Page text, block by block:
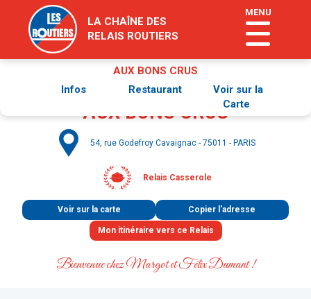
LA CHAÎNE DES
RELAIS ROUTIERS
MENU
AUX BONS CRUS
Infos
Restaurant
Voir sur la
Carte
AUX BONS CRUS
54, rue Godefroy Cavaignac - 75011 - PARIS
Relais Casserole
Voir sur la carte Copier l'adresse
Bienvenue chez Margot et Félix Dumant!